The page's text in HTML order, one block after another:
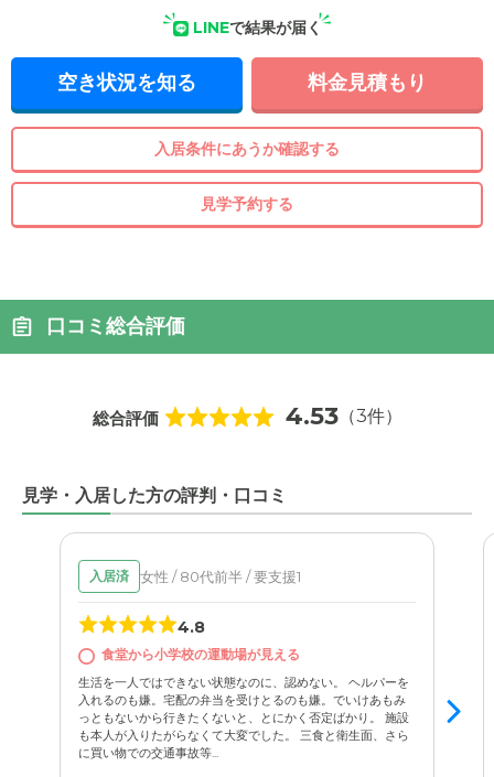
LINEで結果が届く
空き状況を知る 料金見積もり
入居条件にあうか確認する
見学予約する
口コミ総合評価
総合評価 4.53（3件）
見学・入居した方の評判・口コミ
入居済 女性 / 80代前半 / 要支援1
4.8
食堂から小学校の運動場が見える
生活を一人ではできない状態なのに、認めない。 ヘルパーを
入れるのも嫌。宅配の弁当を受けとるのも嫌。でいけあもみ
っともないから行きたくないと、とにかく否定ばかり。 施設
も本人が入りたがらなくて大変でした。 三食と衛生面、さら
に買い物での交通事故等...